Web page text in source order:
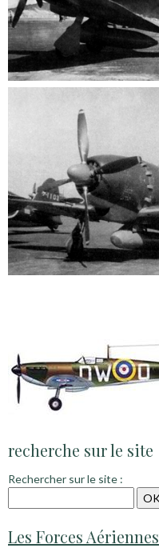
recherche sur le site
Rechercher sur le site :
Les Forces Aériennes